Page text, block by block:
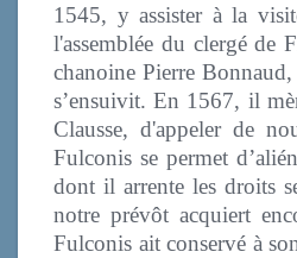
1545, y assister à la
l'assemblée du clergé de
chanoine Pierre
s’ensuivit. En 1567, il
Clausse, d'appeler de
Fulconis se permet
dont il arrente les droits
notre prévôt acquiert
Fulconis ait conservé à